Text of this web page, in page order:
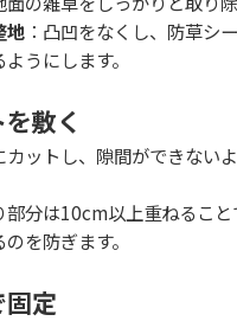
地 ：凸凹をなくし、防草シ
うにします。
敷く
カットし、隙間ができない
部分は10cm以上重ねるこ
を防ぎます。
定